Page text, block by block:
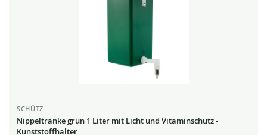
SCHÜTZ
Nippeltränke grün 1 Liter mit Licht und Vitaminschutz -
Kunststoffhalter